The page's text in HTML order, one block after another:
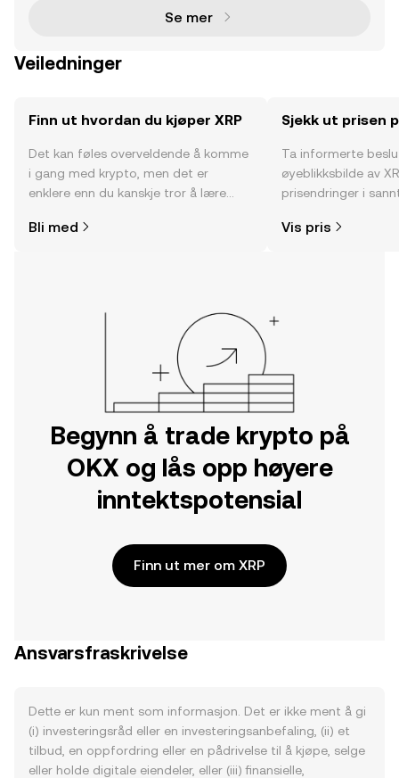
Se mer
Veiledninger
Finn ut hvordan du kjøper XRP
Det kan føles overveldende å komme
i gang med krypto, men det er
enklere enn du kanskje tror å lære
Kom i gang med reisen din på OKX-
Bli med
Sjekk ut prisen
Ta informerte
øyeblikksbilde av
prisendringer i
Vis pris
Begynn å trade krypto på
OKX og lås opp høyere
inntektspotensial
Finn ut mer om XRP
Ansvarsfraskrivelse
Dette er kun ment som informasjon. Det er ikke ment å gi
(i) investeringsråd eller en investeringsanbefaling, (ii) et
tilbud, en oppfordring eller en pådrivelse til å kjøpe, selge
eller holde digitale eiendeler, eller (iii) finansielle,